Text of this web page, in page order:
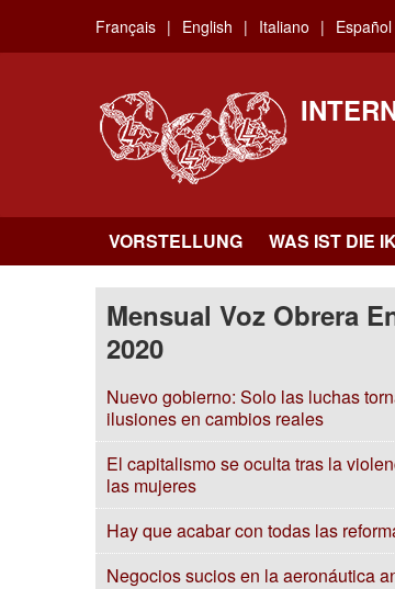
main
Français English Italiano Español
VORSTELLUNG WAS IST DIE
Mensual Voz Obrera
2020
Nuevo gobierno: Solo las luchas
ilusiones en cambios reales
El capitalismo se oculta tras la
las mujeres
Hay que acabar con todas las
Negocios sucios en la aeronáutica